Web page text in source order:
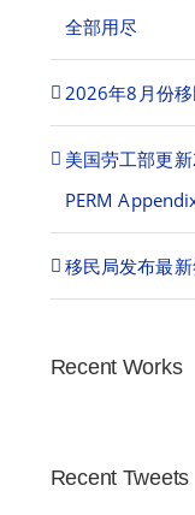
全部用尽
2026年8月份
美国劳工部更
PERM
移民局发布最
Recent Works
Recent Tweets